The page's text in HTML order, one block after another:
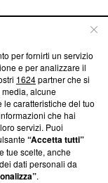
su Blasting
ci impegniamo a
aderenza a
News non è
di farne
una verifica di
per fornirti un servizio
e per analizzare il
1624partner che si
alcune
le caratteristiche del tuo
che hai
servizi. Puoi
“Accetta tutti”
tue scelte, anche
dati personali da
.